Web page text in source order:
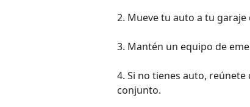
2. Mueve tu auto a tu
3. Mantén un equipo de
4. Si no tienes auto,
conjunto.